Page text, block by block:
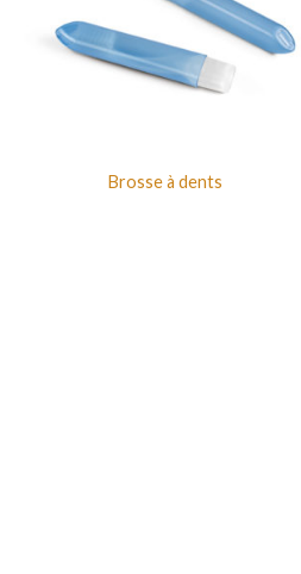
Brosse à dents